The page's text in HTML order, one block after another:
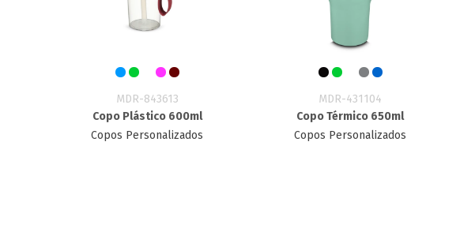
MDR-843613
Copo Plástico 600ml
Copos Personalizados
MDR-431104
Copo Térmico 650ml
Copos Personalizados